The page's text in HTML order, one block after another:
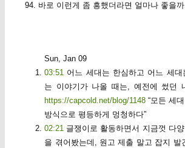
94. 바로 이런게 좀 흥했더라면 얼마나 좋을
Sun, Jan 09
03:51 어느 세대는 한심하고 어느 세
는 이야기가 나올 때는, 예전에 썼던
https://capcold.net/blog/1148 “모든 세
방식으로 평등하게 멍청하다”
02:21 글쟁이로 활동하면서 지금껏 다
을 겪어봤는데, 원고 제출 말고 잡지 발